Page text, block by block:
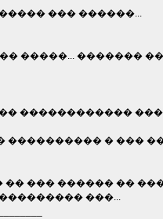
��� ������...
�����... �������
������������
���������� � ���
�� ��� ������ ��
���...